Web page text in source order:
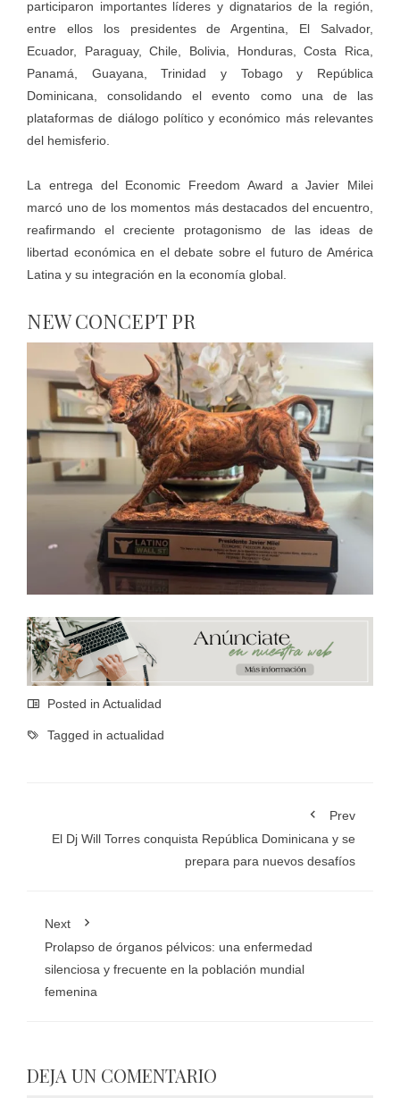
participaron importantes líderes y dignatarios de la región,
entre ellos los presidentes de Argentina, El Salvador,
Ecuador, Paraguay, Chile, Bolivia, Honduras, Costa Rica,
Panamá, Guayana, Trinidad y Tobago y República
Dominicana, consolidando el evento como una de las
plataformas de diálogo político y económico más relevantes
del hemisferio.
La entrega del Economic Freedom Award a Javier Milei
marcó uno de los momentos más destacados del encuentro,
reafirmando el creciente protagonismo de las ideas de
libertad económica en el debate sobre el futuro de América
Latina y su integración en la economía global.
NEW CONCEPT PR
Posted in Actualidad
Tagged in actualidad
Prev
El Dj Will Torres conquista República Dominicana y se
prepara para nuevos desafíos
Next
Prolapso de órganos pélvicos: una enfermedad
silenciosa y frecuente en la población mundial
femenina
DEJA UN COMENTARIO